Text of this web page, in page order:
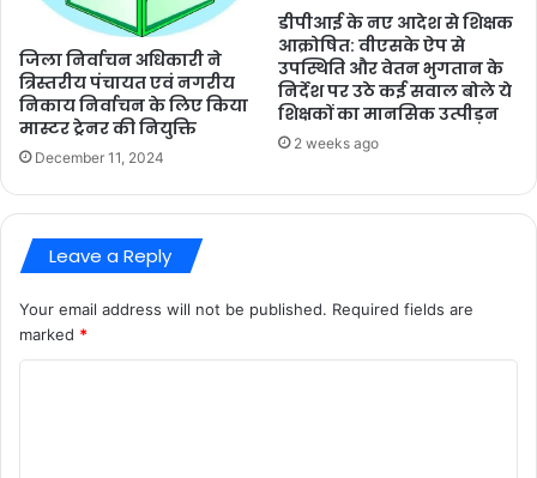
जिला निर्वाचन अधिकारी ने
त्रिस्तरीय पंचायत एवं नगरीय
निकाय निर्वाचन के लिए किया
मास्टर ट्रेनर की नियुक्ति
December 11, 2024
डीपीआई के नए आदेश से शिक्षक
आक्रोषित: वीएसके ऐप से
उपस्थिति और वेतन भुगतान के
निर्देश पर उठे कई सवाल बोले ये
शिक्षकों का मानसिक उत्पीड़न
2 weeks ago
Leave a Reply
Your email address will not be published. Required fields are
marked *